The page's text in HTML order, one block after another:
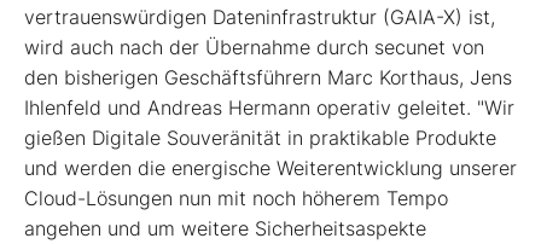
vertrauenswürdigen Dateninfrastruktur (GAIA-X) ist,
wird auch nach der Übernahme durch secunet von
den bisherigen Geschäftsführern Marc Korthaus, Jens
Ihlenfeld und Andreas Hermann operativ geleitet. "Wir
gießen Digitale Souveränität in praktikable Produkte
und werden die energische Weiterentwicklung unserer
Cloud-Lösungen nun mit noch höherem Tempo
angehen und um weitere Sicherheitsaspekte